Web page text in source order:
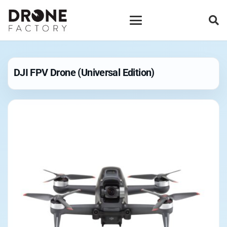
DJI FPV Drone (Universal Edition)